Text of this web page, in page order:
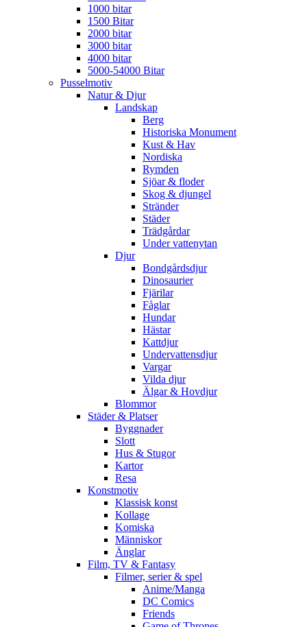
1000 bitar
1500 Bitar
2000 bitar
3000 bitar
4000 bitar
5000-54000 Bitar
Pusselmotiv
Natur & Djur
Landskap
Berg
Historiska Monument
Kust & Hav
Nordiska
Rymden
Sjöar & floder
Skog & djungel
Stränder
Städer
Trädgårdar
Under vattenytan
Djur
Bondgårdsdjur
Dinosaurier
Fjärilar
Fåglar
Hundar
Hästar
Kattdjur
Undervattensdjur
Vargar
Vilda djur
Älgar & Hovdjur
Blommor
Städer & Platser
Byggnader
Slott
Hus & Stugor
Kartor
Resa
Konstmotiv
Klassisk konst
Kollage
Komiska
Människor
Änglar
Film, TV & Fantasy
Filmer, serier & spel
Anime/Manga
DC Comics
Friends